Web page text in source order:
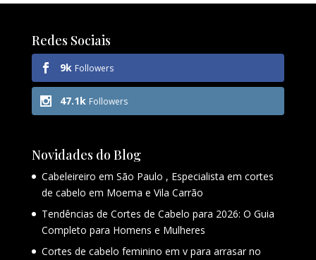
Redes Sociais
9k Followers
47.1k Followers
Novidades do Blog
Cabeleireiro em São Paulo , Especialista em cortes
de cabelo em Moema e Vila Carrão
Tendências de Cortes de Cabelo para 2026: O Guia
Completo para Homens e Mulheres
Cortes de cabelo feminino em v para arrasar no